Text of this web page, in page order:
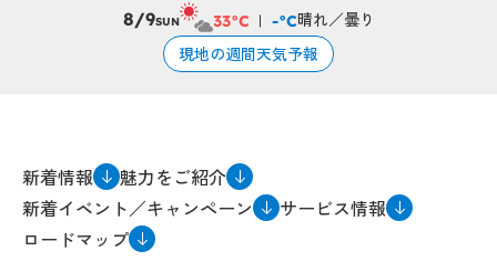
8/9SUN 33°C -°C晴れ／曇り
現地の週間天気予報
新着情報
魅力をご紹介
新着イベント／キャンペーン
サービス情報
ロードマップ